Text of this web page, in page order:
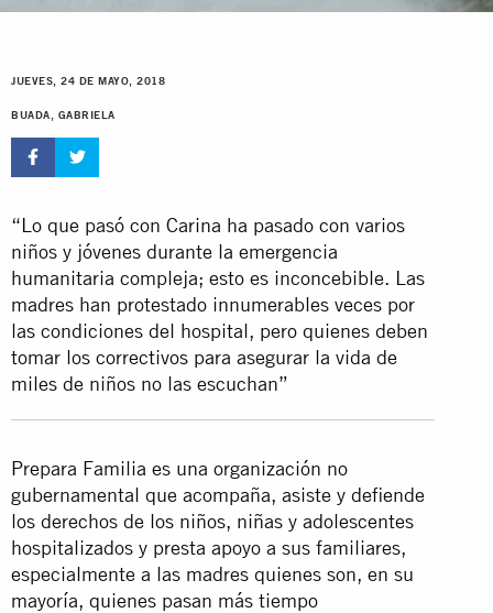
JUEVES, 24 DE MAYO, 2018
BUADA, GABRIELA
“Lo que pasó con Carina ha pasado con varios
niños y jóvenes durante la emergencia
humanitaria compleja; esto es inconcebible. Las
madres han protestado innumerables veces por
las condiciones del hospital, pero quienes deben
tomar los correctivos para asegurar la vida de
miles de niños no las escuchan”
Prepara Familia es una organización no
gubernamental que acompaña, asiste y defiende
los derechos de los niños, niñas y adolescentes
hospitalizados y presta apoyo a sus familiares,
especialmente a las madres quienes son, en su
mayoría, quienes pasan más tiempo